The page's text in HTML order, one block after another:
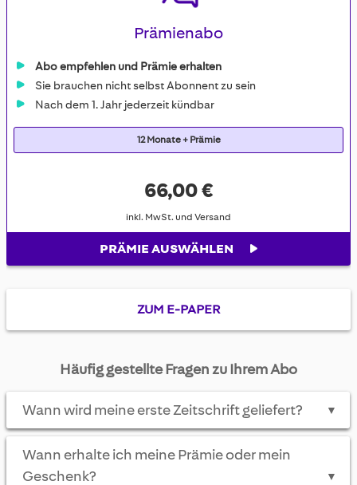
Prämienabo
Abo empfehlen und Prämie erhalten
Sie brauchen nicht selbst Abonnent zu sein
Nach dem 1. Jahr jederzeit kündbar
12 Monate + Prämie
66,00 €
inkl. MwSt. und Versand
PRÄMIE AUSWÄHLEN
ZUM E-PAPER
Häufig gestellte Fragen zu Ihrem Abo
Wann wird meine erste Zeitschrift geliefert? ▼
Wann erhalte ich meine Prämie oder mein
Geschenk?
▼